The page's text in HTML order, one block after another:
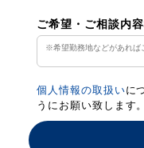
ご希望・ご相談内
個人情報の取扱いに
うにお願い致します。